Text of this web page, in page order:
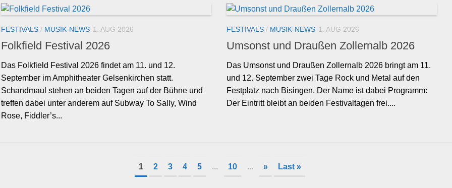
FESTIVALS / MUSIK-NEWS 1. AUG 2026
Folkfield Festival 2026
Das Folkfield Festival 2026 findet am 11. und 12.
September im Amphitheater Gelsenkirchen statt.
Schandmaul stehen an beiden Tagen auf der Bühne und
treffen dabei unter anderem auf Subway To Sally, Wind
Rose, Fiddler’s...
FESTIVALS / MUSIK-NEWS 1. AUG 2026
Umsonst und Draußen Zollernalb 2026
Das Umsonst und Draußen Zollernalb 2026 bringt am 11.
und 12. September zwei Tage Rock und Metal auf den
Festplatz nach Bisingen. Der Name ist dabei Programm:
Der Eintritt bleibt an beiden Festivaltagen frei....
1 2 3 4 5 ... 10 ... » Last »